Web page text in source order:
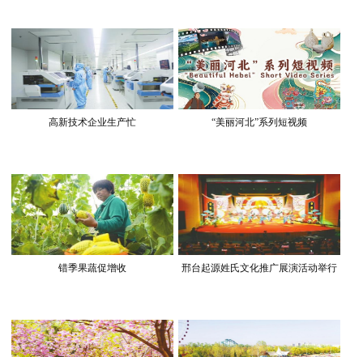
高新技术企业生产忙 “美丽河北”系列短视频
错季果蔬促增收 邢台起源姓氏文化推广展演活动举行